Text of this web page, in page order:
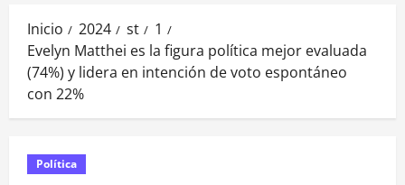
Inicio 2024 st
1
Evelyn Matthei es la figura política mejor evaluada
(74%) y lidera en intención de voto espontáneo
con 22%
Política